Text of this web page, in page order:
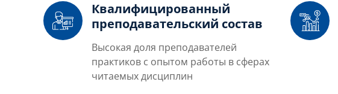
Квалифицированный
преподавательский состав
Высокая доля преподавателей
практиков с опытом работы в сферах
читаемых дисциплин